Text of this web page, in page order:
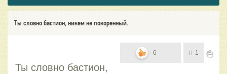
Ты словно бастион, никем не покоренный.
Ты словно бастион,
6 1